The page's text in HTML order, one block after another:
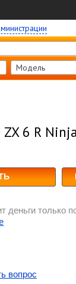
Модель
6 R
деньги только
вопрос